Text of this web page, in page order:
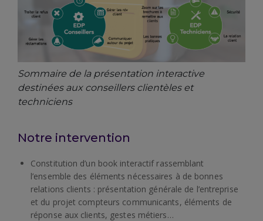
Sommaire de la présentation interactive
destinées aux conseillers clientèles et
techniciens
Notre intervention
Constitution d’un book interactif rassemblant
l’ensemble des éléments nécessaires à de bonnes
relations clients : présentation générale de l’entreprise
et du projet compteurs communicants, éléments de
réponse aux clients, gestes métiers…